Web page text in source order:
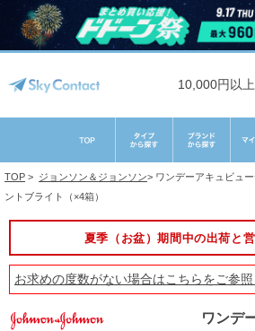
10,000円以
TOP > ジョンソン＆ジョンソン> ワンデーアキュビュ
ントブライト（×4箱）
夏季（お盆）期間中の出荷と
お求めの度数がない場合はこちらをご参照
ワンデ